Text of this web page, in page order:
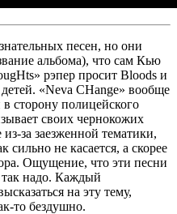
песен, но они
альбома), что сам Кью
рэпер просит Bloods и
«Neva CHange» вообще
сторону полицейского
своих чернокожих
за заезженной тематики,
не касается, а скорее
Ощущение, что эти песни
так надо. Каждый
на эту тему,
то бездушно.